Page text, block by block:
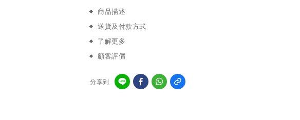
商品描述
送貨及付款方式
了解更多
顧客評價
分享到